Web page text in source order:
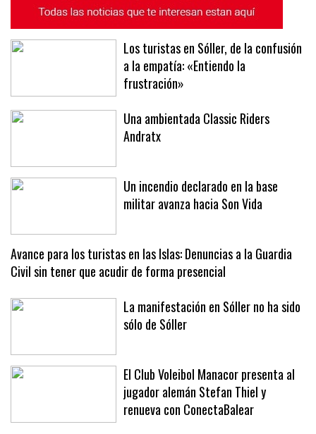
Los turistas en Sóller, de la confusión
a la empatía: «Entiendo la
frustración»
Una ambientada Classic Riders
Andratx
Un incendio declarado en la base
militar avanza hacia Son Vida
Avance para los turistas en las Islas: Denuncias a la Guardia
Civil sin tener que acudir de forma presencial
La manifestación en Sóller no ha sido
sólo de Sóller
El Club Voleibol Manacor presenta al
jugador alemán Stefan Thiel y
renueva con ConectaBalear